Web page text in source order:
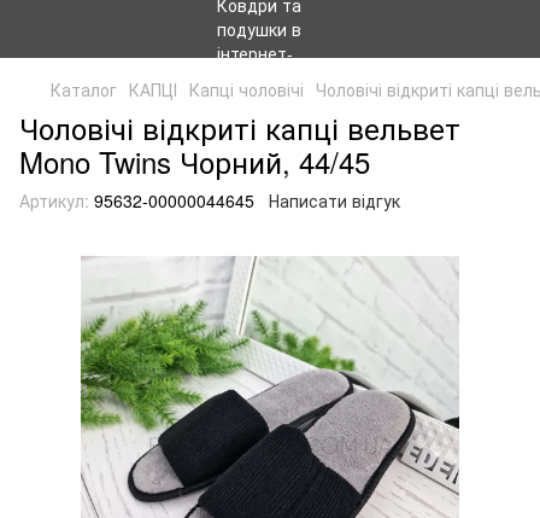
Каталог КАПЦІ Капці чоловічі Чоловічі відкриті капці
Чоловічі відкриті капці вельвет
Mono Twins Чорний, 44/45
Артикул: 95632-00000044645 Написати відгук